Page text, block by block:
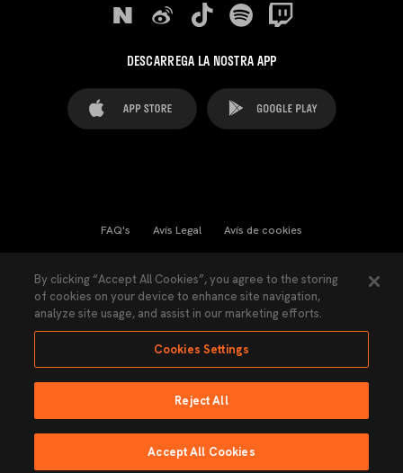
DESCARREGA LA NOSTRA APP
FAQ's Avís Legal Avís de cookies
Llei de Transparència Política de Privacitat
Accessibilitat
Ninguna parte de esta página puede ser reproducida sin el permiso del Valencia
Fet per Lobo
By clicking “Accept All Cookies”, you agree to the storing
of cookies on your device to enhance site navigation,
analyze site usage, and assist in our marketing efforts.
Cookies Settings
Reject All
Accept All Cookies